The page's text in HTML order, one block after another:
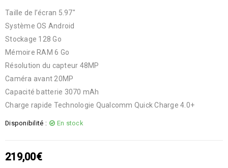
Taille de l’écran 5.97″
Système OS Android
Stockage 128 Go
Mémoire RAM 6 Go
Résolution du capteur 48MP
Caméra avant 20MP
Capacité batterie 3070 mAh
Charge rapide Technologie Qualcomm Quick Charge 4.0+
Disponibilité : En stock
219,00€